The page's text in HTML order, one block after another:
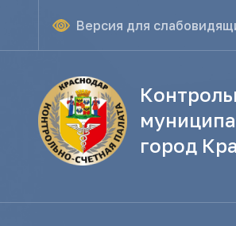
Версия для
город